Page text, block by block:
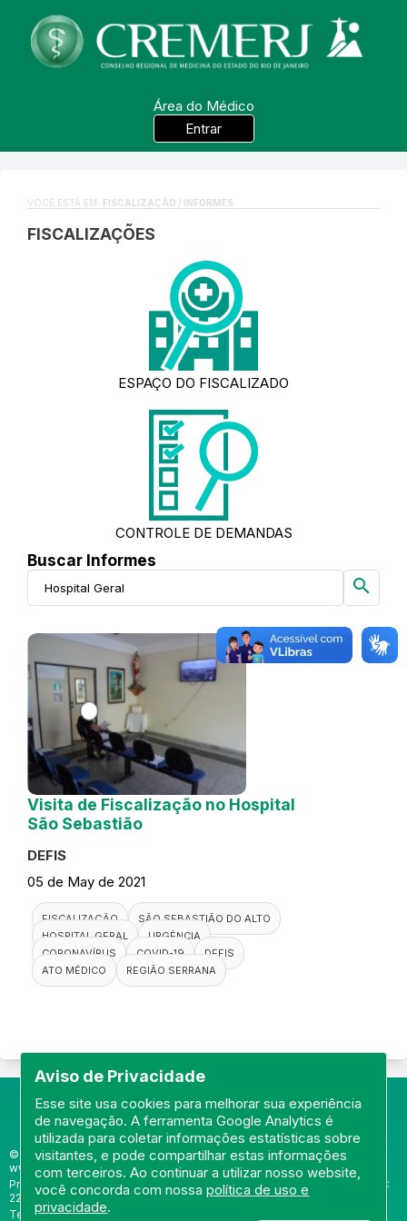
Área do Médico
Entrar
Aviso de Privacidade
Esse site usa cookies para melhorar sua experiência
de navegação. A ferramenta Google Analytics é
utilizada para coletar informações estatísticas sobre
visitantes, e pode compartilhar estas informações
com terceiros. Ao continuar a utilizar nosso website,
você concorda com nossapolítica de uso e
privacidade.
VOCÊ ESTÁ EM: FISCALIZAÇÃO / INFORMES
FISCALIZAÇÕES
ESPAÇO DO FISCALIZADO
CONTROLE DE DEMANDAS
Buscar Informes
search
Visita de Fiscalização no Hospital
São Sebastião
DEFIS
05 de May de 2021
FISCALIZAÇÃO
SÃO SEBASTIÃO DO ALTO
HOSPITAL GERAL
URGÊNCIA
CORONAVÍRUS
COVID-19
DEFIS
ATO MÉDICO
REGIÃO SERRANA
© Portal do Conselho Regional de Medicina do Rio de Janeiro -
www.cremerj.org.br
Praia de Botafogo (228), loja 119b - Botafogo - Rio de Janeiro/RJ - CEP:
22250-145
Tel: (21) 3184-7050 /